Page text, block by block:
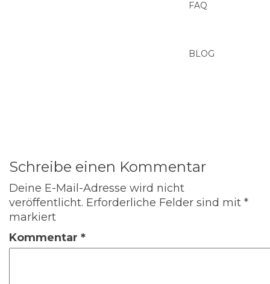
FAQ
BLOG
Schreibe einen Kommentar
Deine E-Mail-Adresse wird nicht
veröffentlicht. Erforderliche Felder sind mit *
markiert
Kommentar *